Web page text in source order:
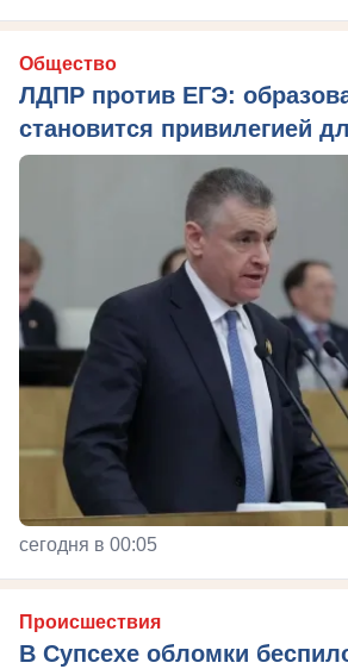
Общество
ЛДПР против ЕГЭ:
становится привилегией
сегодня в 00:05
Происшествия
В Супсехе обломки